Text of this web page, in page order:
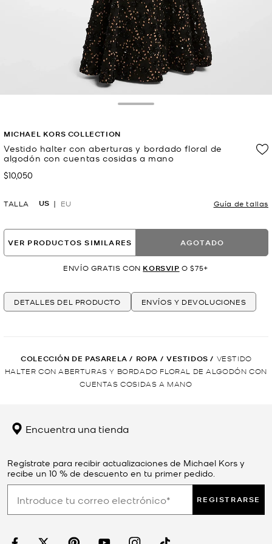
MICHAEL KORS COLLECTION
Vestido halter con aberturas y bordado floral de
algodón con cuentas cosidas a mano
Ahora
$10,050
TALLA US EU Guía de tallas
VER PRODUCTOS SIMILARES AGOTADO
ENVÍO GRATIS CON KORSVIP O $75+
DETALLES DEL PRODUCTO ENVÍOS Y DEVOLUCIONES
COLECCIÓN DE PASARELA / ROPA / VESTIDOS / VESTIDO
HALTER CON ABERTURAS Y BORDADO FLORAL DE ALGODÓN CON
CUENTAS COSIDAS A MANO
Encuentra una tienda
Regístrate para recibir actualizaciones de Michael Kors y
recibe un 10 % de descuento en tu primer pedido.
REGISTRARSE